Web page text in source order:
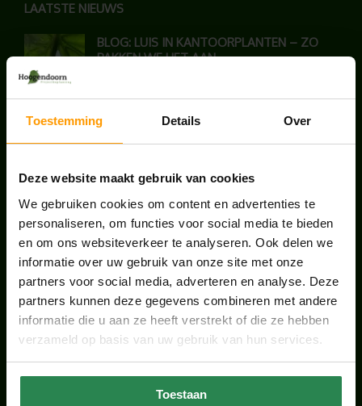
Toestemming Details Over
Deze website maakt gebruik van cookies
We gebruiken cookies om content en advertenties te
personaliseren, om functies voor social media te bieden
en om ons websiteverkeer te analyseren. Ook delen we
informatie over uw gebruik van onze site met onze
partners voor social media, adverteren en analyse. Deze
partners kunnen deze gegevens combineren met andere
informatie die u aan ze heeft verstrekt of die ze hebben
verzameld op basis van uw gebruik van hun services.
Toestaan
LAATSTE NIEUWS
BLOG: LUIS IN KANTOORPLANTEN – ZO
PAKKEN WE HET AAN
UNION HOUSE UTRECHT
juli 28, 2026
ONS TEAM GROEIT VERDER
juni 17, 2026
HANDIGE LINKS
Office plants